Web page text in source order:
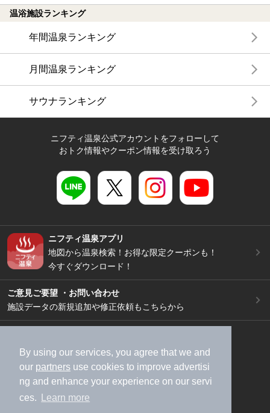
By using our services, you agree that we and
our partners use cookies to improve advertisi
ng and enhance your experience on our servi
ces.
Learn more
温浴施設ランキング
年間温泉ランキング
月間温泉ランキング
サウナランキング
ニフティ温泉公式アカウントをフォローして
おトク情報やクーポン情報を受け取ろう
ニフティ温泉アプリ
地図から温泉検索！お得な限定クーポンも！
今すぐダウンロード！
ご意見ご要望 ・お問い合わせ
施設データの新規追加や修正依頼もこちらから
加盟店募集（資料請求）
広告出稿のご案内
利用規約
ライフスタイルMEMBERS+規約
特定商取引法に基づく表記
ヘルプ
採用情報
運営会社